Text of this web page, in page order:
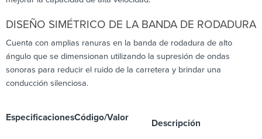
DISEÑO SIMÉTRICO DE LA BANDA DE RODADURA
Cuenta con amplias ranuras en la banda de rodadura de alto
ángulo que se dimensionan utilizando la supresión de ondas
sonoras para reducir el ruido de la carretera y brindar una
conducción silenciosa.
EspecificacionesCódigo/Valor
Descripción